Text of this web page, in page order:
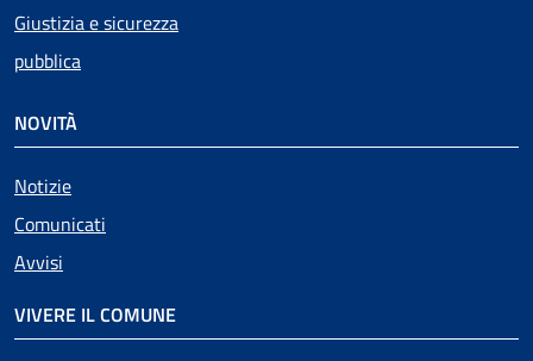
Giustizia e sicurezza
pubblica
NOVITÀ
Notizie
Comunicati
Avvisi
VIVERE IL COMUNE